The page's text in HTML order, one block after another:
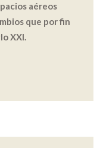
aéreos
que por fin
XXI.